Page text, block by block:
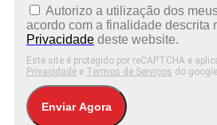
Autorizo ​​a utilização dos
acordo com a finalidade descrita
Privacidade deste website.
Este site é protegido por reCAPTCHA e
Privacidade e Termos de Serviços do
Enviar Agora